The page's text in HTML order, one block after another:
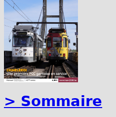
> Sommaire